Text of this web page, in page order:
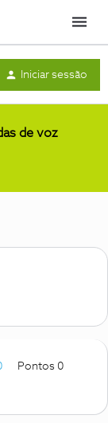
Menu
Iniciar sessão
de voz
Pontos 0